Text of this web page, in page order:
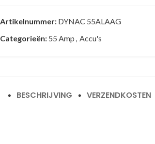
Artikelnummer: DYNAC 55ALAAG
Categorieën: 55 Amp Accu's
BESCHRIJVING VERZENDKOSTEN